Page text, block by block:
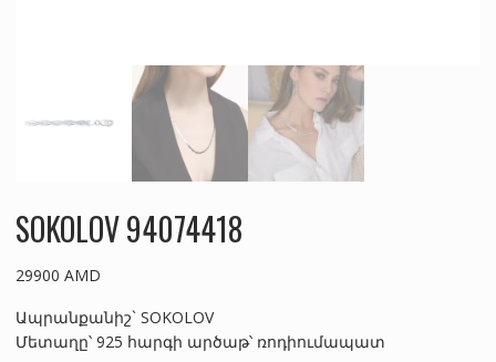
SOKOLOV 94074418
29900 AMD
Ապրանքանիշ` SOKOLOV
Մետաղը՝ 925 հարգի արծաթ՝ ռոդիումապատ